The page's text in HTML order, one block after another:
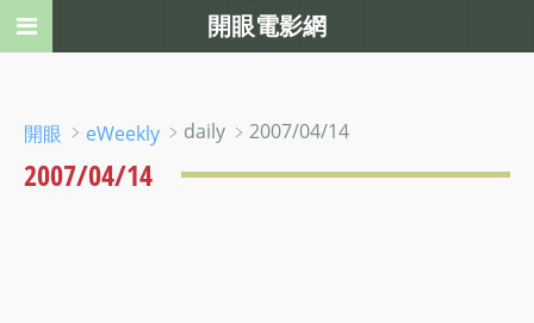
開眼 ﹥ eWeekly ﹥daily ﹥2007/04/14
2007/04/14
開眼電影網